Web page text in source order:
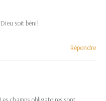
soit béni!
Répondre
Les champs obligatoires sont